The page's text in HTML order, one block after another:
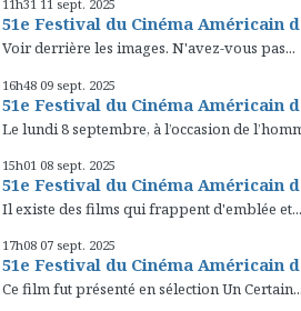
11h31 11 sept. 2025
51e Festival du Cinéma Américain
Voir derrière les images. N'avez-vous pas...
16h48 09 sept. 2025
51e Festival du Cinéma Américain
Le lundi 8 septembre, à l’occasion de
15h01 08 sept. 2025
51e Festival du Cinéma Américain
Il existe des films qui frappent d'emblée et...
17h08 07 sept. 2025
51e Festival du Cinéma Américain
Ce film fut présenté en sélection Un Certain...